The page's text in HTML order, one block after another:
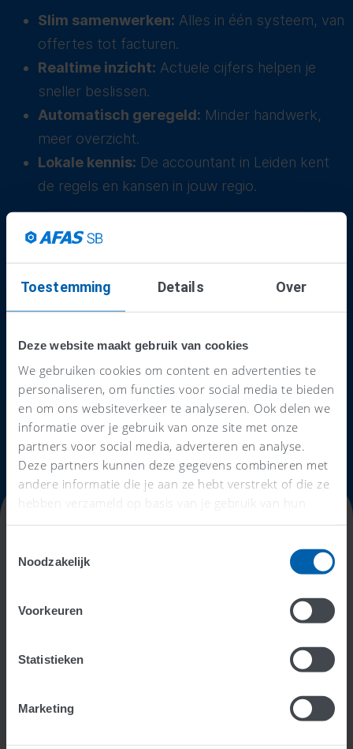
Toestemming Details Over
Deze website maakt gebruik van cookies
We gebruiken cookies om content en advertenties te
personaliseren, om functies voor social media te bieden
en om ons websiteverkeer te analyseren. Ook delen we
informatie over je gebruik van onze site met onze
partners voor social media, adverteren en analyse.
Deze partners kunnen deze gegevens combineren met
andere informatie die je aan ze hebt verstrekt of die ze
hebben verzameld op basis van je gebruik van hun
services.
Noodzakelijk
Voorkeuren
Statistieken
Marketing
Slim samenwerken: Alles in één systeem, van
offertes tot facturen.
Realtime inzicht: Actuele cijfers helpen je
sneller beslissen.
Automatisch geregeld: Minder handwerk,
meer overzicht.
Lokale kennis: De accountant in Leiden kent
de regels en kansen in jouw regio.
Voordelen van een
boekhouder zoeken via
AFAS
Gratis en vrijblijvend contact opnemen
Zoek een AFAS accountant
boekhouder voor jou
Op zoek naar een (andere) boekhouder of
accountant? De juiste keuze kan je veel tijd, geld en
stress besparen. Hier zijn een aantal punten waarop